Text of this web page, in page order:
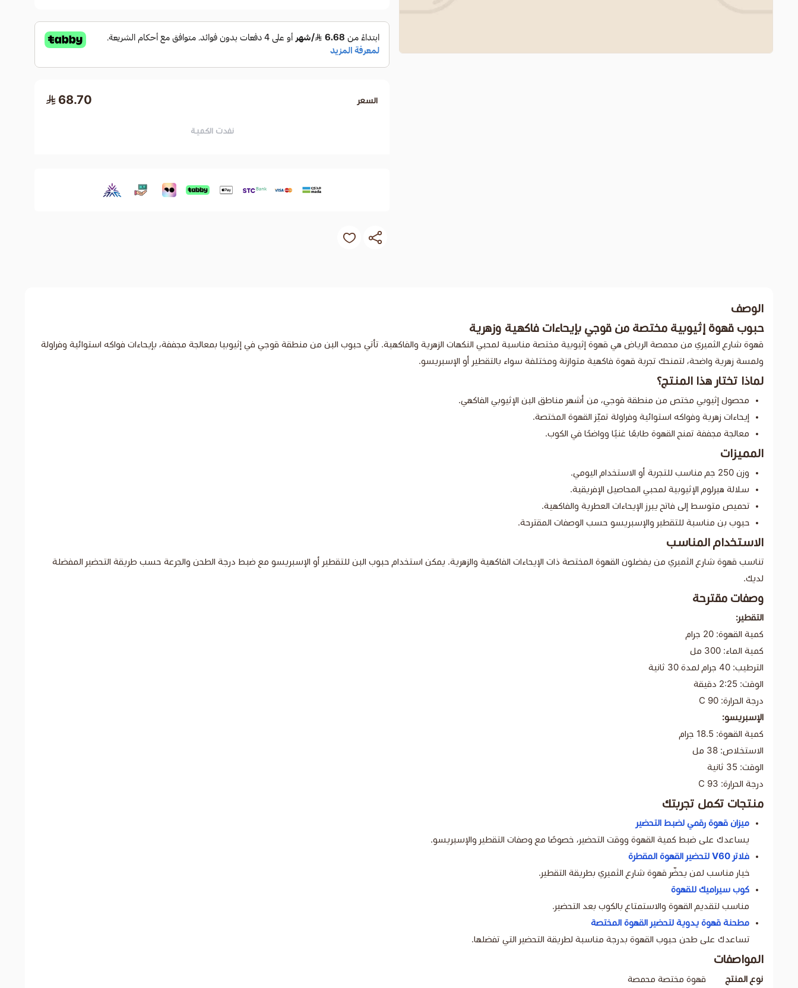
السعر 68.70
نفدت الكمية
الوصف
حبوب قهوة إثيوبية مختصة من قوجي بإيحاءات فاكهية وزهرية
قهوة شارع الثميري من محمصة الرياض هي قهوة إثيوبية مختصة مناسبة لمحبي النكهات الزهرية والفاكهية. تأتي حبوب البن من منطقة قوجي في إثيوبيا بمعالجة مجففة، بإيحاءات فواكه استوائية وفراولة
ولمسة زهرية واضحة، لتمنحك تجربة قهوة فاكهية متوازنة ومختلفة سواء بالتقطير أو الإسبريسو.
لماذا تختار هذا المنتج؟
محصول إثيوبي مختص من منطقة قوجي، من أشهر مناطق البن الإثيوبي الفاكهي.
إيحاءات زهرية وفواكه استوائية وفراولة تميّز القهوة المختصة.
معالجة مجففة تمنح القهوة طابعًا غنيًا وواضحًا في الكوب.
المميزات
وزن 250 جم مناسب للتجربة أو الاستخدام اليومي.
سلالة هيرلوم الإثيوبية لمحبي المحاصيل الإفريقية.
تحميص متوسط إلى فاتح يبرز الإيحاءات العطرية والفاكهية.
حبوب بن مناسبة للتقطير والإسبريسو حسب الوصفات المقترحة.
الاستخدام المناسب
تناسب قهوة شارع الثميري من يفضلون القهوة المختصة ذات الإيحاءات الفاكهية والزهرية. يمكن استخدام حبوب البن للتقطير أو الإسبريسو مع ضبط درجة الطحن والجرعة حسب طريقة التحضير المفضلة
لديك.
وصفات مقترحة
التقطير:
كمية القهوة: 20 جرام
كمية الماء: 300 مل
الترطيب: 40 جرام لمدة 30 ثانية
الوقت: 2:25 دقيقة
درجة الحرارة: 90 C
الإسبريسو:
كمية القهوة: 18.5 جرام
الاستخلاص: 38 مل
الوقت: 35 ثانية
درجة الحرارة: 93 C
منتجات تكمل تجربتك
ميزان قهوة رقمي لضبط التحضير
يساعدك على ضبط كمية القهوة ووقت التحضير، خصوصًا مع وصفات التقطير والإسبريسو.
فلاتر V60 لتحضير القهوة المقطرة
خيار مناسب لمن يحضّر قهوة شارع الثميري بطريقة التقطير.
كوب سيراميك للقهوة
مناسب لتقديم القهوة والاستمتاع بالكوب بعد التحضير.
مطحنة قهوة يدوية لتحضير القهوة المختصة
تساعدك على طحن حبوب القهوة بدرجة مناسبة لطريقة التحضير التي تفضلها.
المواصفات
نوع المنتج قهوة مختصة محمصة